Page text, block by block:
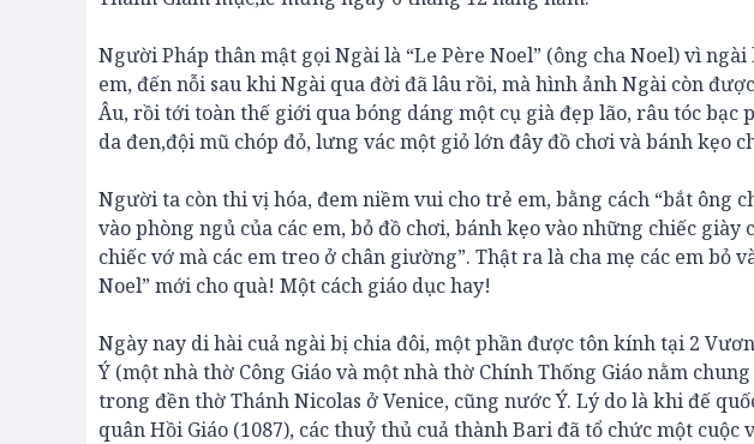
Người Pháp thân mật gọi Ngài là “Le Père Noel” (ông cha Noel) vì
em, đến nỗi sau khi Ngài qua đời đã lâu rồi, mà hình ảnh Ngài còn
Âu, rồi tới toàn thế giới qua bóng dáng một cụ già đẹp lão, râu tóc bạc
da đen,đội mũ chóp đỏ, lưng vác một giỏ lớn đây đồ chơi và bánh kẹo
Người ta còn thi vị hóa, đem niềm vui cho trẻ em, bằng cách “bắt ông
vào phòng ngủ của các em, bỏ đồ chơi, bánh kẹo vào những chiếc giày
chiếc vớ mà các em treo ở chân giường”. Thật ra là cha mẹ các em bỏ
Noel” mới cho quà! Một cách giáo dục hay!
Ngày nay di hài cuả ngài bị chia đôi, một phần được tôn kính tại 2
Ý (một nhà thờ Công Giáo và một nhà thờ Chính Thống Giáo nằm
trong đền thờ Thánh Nicolas ở Venice, cũng nước Ý. Lý do là khi đế
quân Hồi Giáo (1087), các thuỷ thủ cuả thành Bari đã tổ chức một